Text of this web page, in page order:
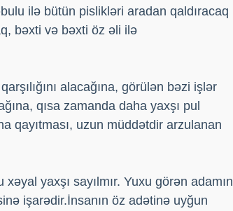
ilə bütün pislikləri aradan qaldıracaq
bəxti və bəxti öz əli ilə
alacağına, görülən bəzi işlər
qısa zamanda daha yaxşı pul
qayıtması, uzun müddətdir arzulanan
yaxşı sayılmır. Yuxu görən adamın
işarədir.İnsanın öz adətinə uyğun